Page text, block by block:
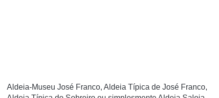
Aldeia-Museu José Franco, Aldeia Típica de José Franco,